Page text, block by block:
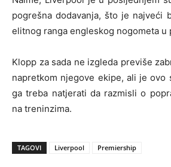
pogrešna dodavanja, što je najveći
elitnog ranga engleskog nogometa u
Klopp za sada ne izgleda previše
napretkom njegove ekipe, ali je ovo
ga treba natjerati da razmisli o
na treninzima.
TAGOVI Liverpool Premiership